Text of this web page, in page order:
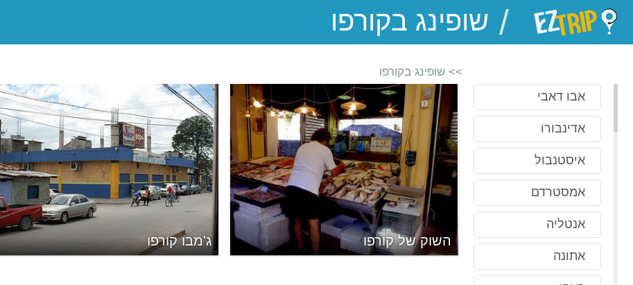
EZTrip
/
אבו דאבי
אדינבורו
איסטנבול
אמסטרדם
אנטליה
אתונה
>> שופינג בקורפו
ג'מבו קורפו השוק של קורפו